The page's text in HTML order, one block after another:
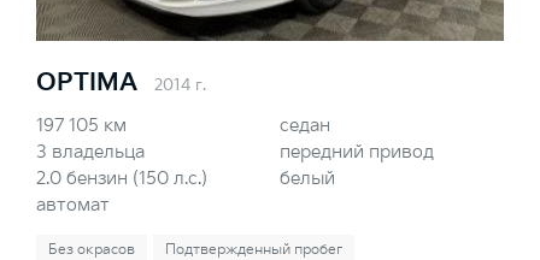
OPTIMA 2014 г.
197 105 км
3 владельца
2.0 бензин (150 л.с.)
автомат
седан
передний привод
белый
Без окрасов Подтвержденный пробег